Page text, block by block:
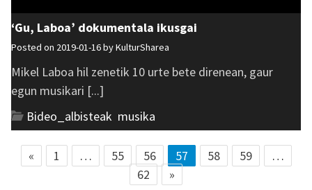
‘Gu, Laboa’ dokumentala ikusgai
Posted on 2019-01-16 byKulturSharea
Mikel Laboa hil zenetik 10 urte bete direnean, gaur
egun musikari [...]
Bideo_albisteak musika
« 1 … 55 56 57 58 59
…
62
»